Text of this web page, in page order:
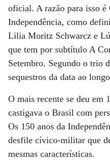
oficial. A razão para isso é
Independência, como
Lilia Moritz Schwarcz e
que tem por subtítulo A
Setembro. Segundo o trio
sequestros da data ao
O mais recente se deu em
castigava o Brasil com
Os 150 anos da
desfile cívico-militar que
mesmas características.